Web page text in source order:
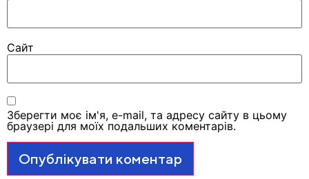
Сайт
Зберегти моє ім'я, e-mail, та адресу сайту в цьому
браузері для моїх подальших коментарів.